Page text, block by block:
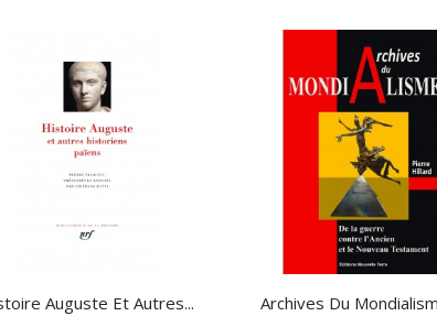
Auguste Et Autres... Archives Du